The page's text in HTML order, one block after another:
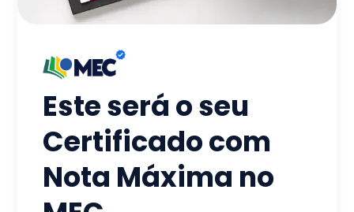
Este será o seu
Certificado com
Nota Máxima no